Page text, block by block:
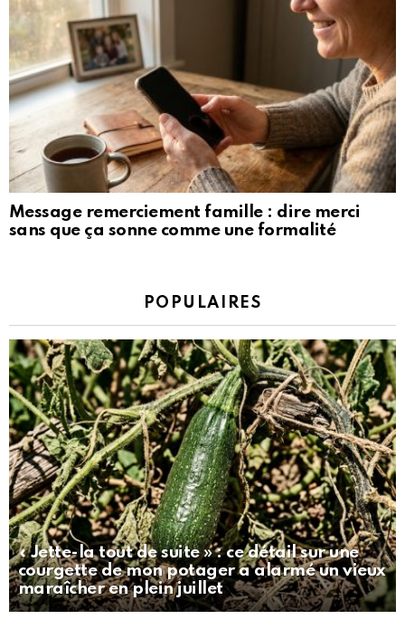
Message remerciement famille : dire merci
sans que ça sonne comme une formalité
POPULAIRES
« Jette-la tout de suite » : ce détail sur une
courgette de mon potager a alarmé un vieux
maraîcher en plein juillet